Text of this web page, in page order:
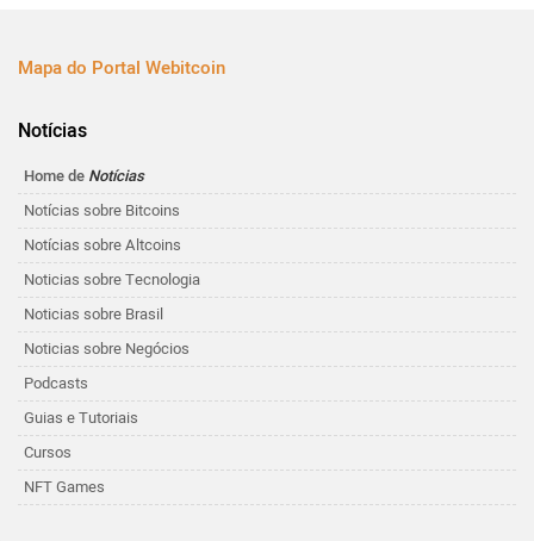
Mapa do Portal Webitcoin
Notícias
Home de Notícias
Notícias sobre Bitcoins
Notícias sobre Altcoins
Noticias sobre Tecnologia
Noticias sobre Brasil
Noticias sobre Negócios
Podcasts
Guias e Tutoriais
Cursos
NFT Games